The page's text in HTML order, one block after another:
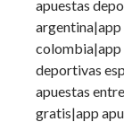
apuestas
colombia|app
deportivas
apuestas
gratis|app